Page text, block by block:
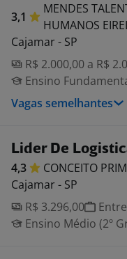
3,1
MENDES
HUMANOS
Cajamar - SP
R$ 2.000,00 a R$
Ensino
Vagas semelhantes
Lider De
4,3 CONCEITO
Cajamar - SP
R$ 3.296,00
Ensino Médio (2º